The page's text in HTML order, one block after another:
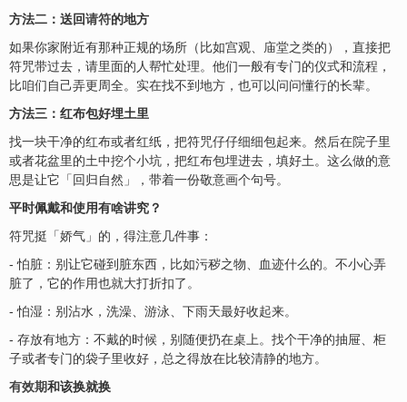
方法二：送回请符的地方
如果你家附近有那种正规的场所（比如宫观、庙堂之类的），直接把
符咒带过去，请里面的人帮忙处理。他们一般有专门的仪式和流程，
比咱们自己弄更周全。实在找不到地方，也可以问问懂行的长辈。
方法三：红布包好埋土里
找一块干净的红布或者红纸，把符咒仔仔细细包起来。然后在院子里
或者花盆里的土中挖个小坑，把红布包埋进去，填好土。这么做的意
思是让它「回归自然」，带着一份敬意画个句号。
平时佩戴和使用有啥讲究？
符咒挺「娇气」的，得注意几件事：
- 怕脏：别让它碰到脏东西，比如污秽之物、血迹什么的。不小心弄
脏了，它的作用也就大打折扣了。
- 怕湿：别沾水，洗澡、游泳、下雨天最好收起来。
- 存放有地方：不戴的时候，别随便扔在桌上。找个干净的抽屉、柜
子或者专门的袋子里收好，总之得放在比较清静的地方。
有效期和该换就换